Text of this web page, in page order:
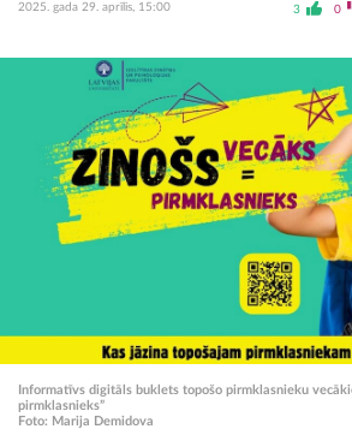
2025. gada 29. aprīlis, 15:00 3 0
Informatīvs digitāls buklets topošo pirmklasnieku
pirmklasnieks”
Foto: Marija Demidova